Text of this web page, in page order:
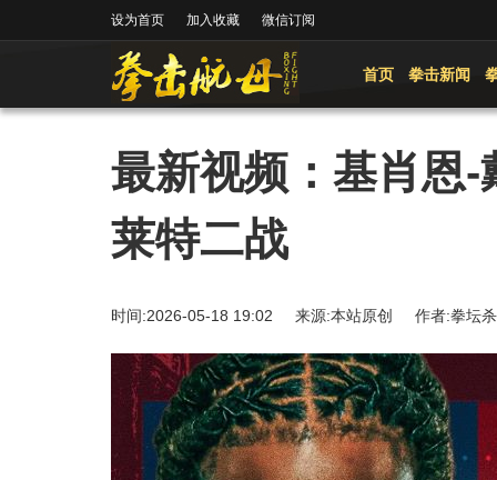
设为首页 加入收藏 微信订阅
首页 拳击新闻
最新视频：基肖恩
莱特二战
时间:2026-05-18 19:02 来源:本站原创 作者:拳